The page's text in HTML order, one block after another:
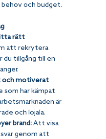
och budget.
rätt
att rekrytera
du tillgång till en
och motiverat
som har kämpat
är
och lojala.
brand: Att visa
genom att